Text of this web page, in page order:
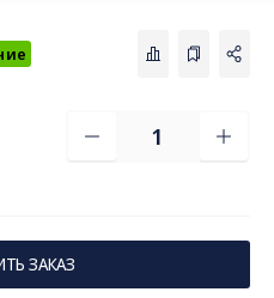
775-82-84
бесплатный
ЗАКАЗ